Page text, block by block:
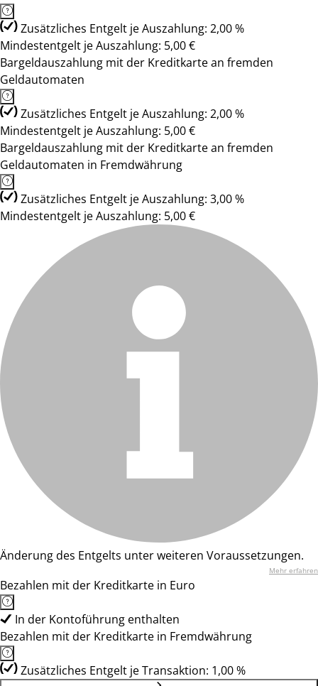
Zusätzliches Entgelt je Auszahlung: 2,00 %
Mindestentgelt je Auszahlung: 5,00 €
Bargeldauszahlung mit der Kreditkarte an fremden
Geldautomaten
Zusätzliches Entgelt je Auszahlung: 2,00 %
Mindestentgelt je Auszahlung: 5,00 €
Bargeldauszahlung mit der Kreditkarte an fremden
Geldautomaten in Fremdwährung
Zusätzliches Entgelt je Auszahlung: 3,00 %
Mindestentgelt je Auszahlung: 5,00 €
Änderung des Entgelts unter weiteren Voraussetzungen.
Mehr erfahren
Bezahlen mit der Kreditkarte in Euro
In der Kontoführung enthalten
Bezahlen mit der Kreditkarte in Fremdwährung
Zusätzliches Entgelt je Transaktion: 1,00 %